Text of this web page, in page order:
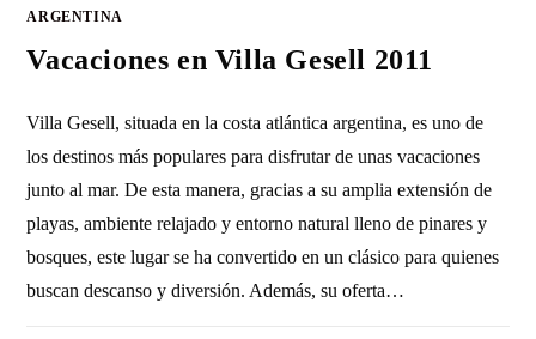
ARGENTINA
Vacaciones en Villa Gesell 2011
Villa Gesell, situada en la costa atlántica argentina, es uno de
los destinos más populares para disfrutar de unas vacaciones
junto al mar. De esta manera, gracias a su amplia extensión de
playas, ambiente relajado y entorno natural lleno de pinares y
bosques, este lugar se ha convertido en un clásico para quienes
buscan descanso y diversión. Además, su oferta…